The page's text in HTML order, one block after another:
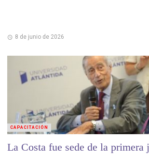
8 de junio de 2026
La Costa fue sede de la primera
CAPACITACIÓN